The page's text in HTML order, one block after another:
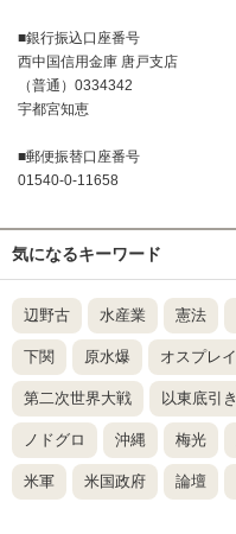
■銀行振込口座番号
西中国信用金庫 唐戸支店
（普通）0334342
宇都宮知恵
■郵便振替口座番号
01540-0-11658
気になるキーワード
辺野古 水産業 憲法
下関 原水爆 オスプレイ
第二次世界大戦 以東底引き
ノドグロ 沖縄 梅光
米軍 米国政府 論壇